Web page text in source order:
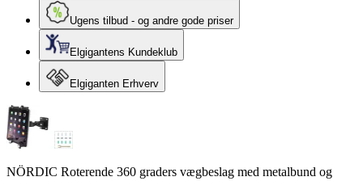
Ugens tilbud - og andre gode priser
Elgigantens Kundeklub
Elgiganten Erhverv
NÖRDIC Roterende 360 graders vægbeslag med metalbund og